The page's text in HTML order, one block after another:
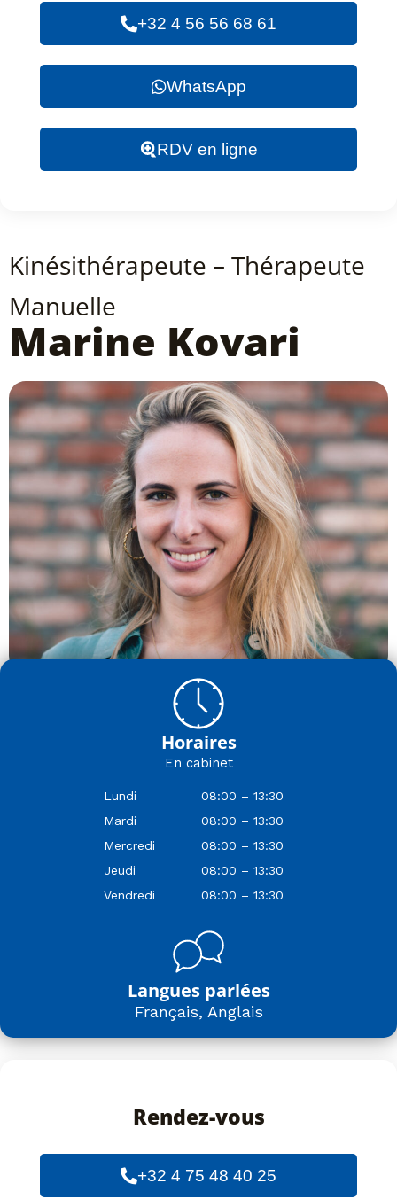
+32 4 56 56 68 61
WhatsApp
RDV en ligne
Kinésithérapeute – Thérapeute
Manuelle
Marine Kovari
Horaires
En cabinet
Lundi
Mardi
Mercredi
Jeudi
Vendredi
08:00 – 13:30
08:00 – 13:30
08:00 – 13:30
08:00 – 13:30
08:00 – 13:30
Langues parlées
Français, Anglais
Rendez-vous
+32 4 75 48 40 25